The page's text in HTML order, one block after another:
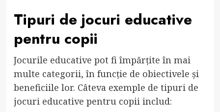
Tipuri de jocuri educative
pentru copii
Jocurile educative pot fi împărțite în mai
multe categorii, în funcție de obiectivele și
beneficiile lor. Câteva exemple de tipuri de
jocuri educative pentru copii includ: